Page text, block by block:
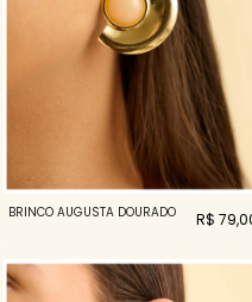
BRINCO AUGUSTA DOURADO R$